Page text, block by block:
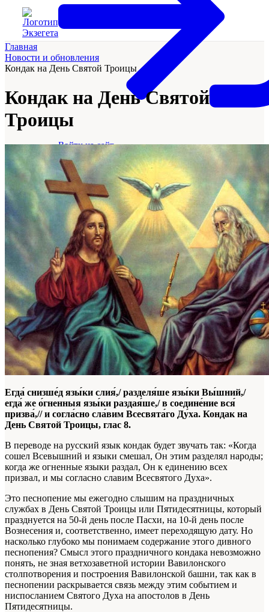
Войти на сайт
Главная
Новости и обновления
Кондак на День Святой Троицы
Кондак на День Святой
Троицы
Егда́ снизше́д язы́ки слия́,/ разделя́ше язы́ки Вы́шний,/
егда́ же о́гненныя язы́ки раздая́ше,/ в соедине́ние вся́
призва́,// и согла́сно сла́вим Всесвята́го Ду́ха. Кондак на
День Святой Троицы, глас 8.
В переводе на русский язык кондак будет звучать так: «Когда
сошел Всевышний и языки смешал, Он этим разделял народы;
когда же огненные языки раздал, Он к единению всех
призвал, и мы согласно славим Всесвятого Духа».
Это песнопение мы ежегодно слышим на праздничных
службах в День Святой Троицы или Пятидесятницы, который
празднуется на 50-й день после Пасхи, на 10-й день после
Вознесения и, соответственно, имеет переходящую дату. Но
насколько глубоко мы понимаем содержание этого дивного
песнопения? Смысл этого праздничного кондака невозможно
понять, не зная ветхозаветной истории Вавилонского
столпотворения и построения Вавилонской башни, так как в
песнопении раскрывается связь между этим событием и
ниспосланием Святого Духа на апостолов в День
Пятидесятницы.